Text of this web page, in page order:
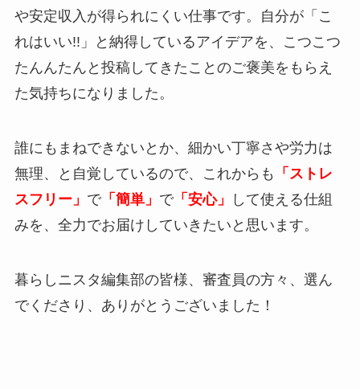
や安定収入が得られにくい仕事です。自分が「こ
れはいい!!」と納得しているアイデアを、こつこつ
たんんたんと投稿してきたことのご褒美をもらえ
た気持ちになりました。
誰にもまねできないとか、細かい丁寧さや労力は
無理、と自覚しているので、これからも
「ストレ
スフリー」 で「簡単」 で「安心」
して使える仕組
みを、全力でお届けしていきたいと思います。
暮らしニスタ編集部の皆様、審査員の方々、選ん
でくださり、ありがとうございました！